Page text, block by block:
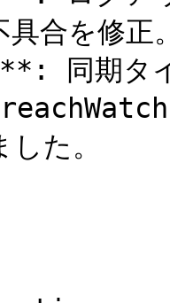
具合を修正
同期タイ
た。